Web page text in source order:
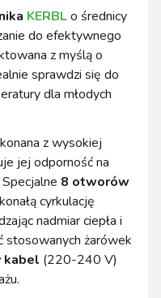
KERBLo średnicy
do efektywnego
z myślą o
sprawdzi się do
dla młodych
z wysokiej
jej odporność na
8 otworów
cyrkulację
nadmiar ciepła i
stosowanych żarówek
kabel (220-240 V)